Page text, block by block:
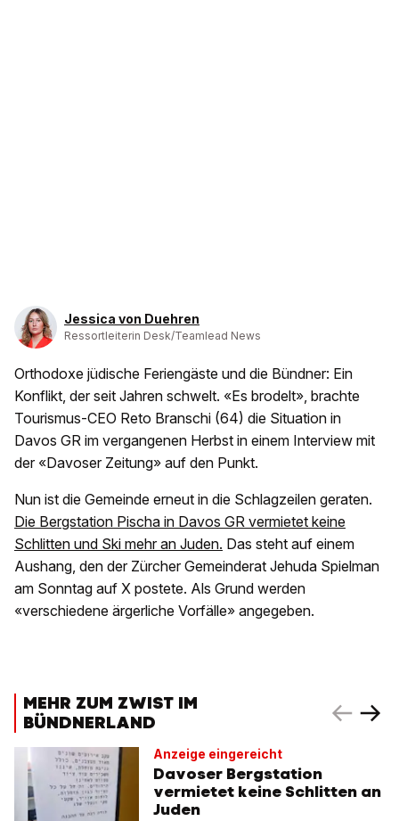
Jessica von Duehren
Ressortleiterin Desk/Teamlead News
Orthodoxe jüdische Feriengäste und die Bündner: Ein
Konflikt, der seit Jahren schwelt. «Es brodelt», brachte
Tourismus-CEO Reto Branschi (64) die Situation in
Davos GR im vergangenen Herbst in einem Interview mit
der «Davoser Zeitung» auf den Punkt.
Nun ist die Gemeinde erneut in die Schlagzeilen geraten.
Die Bergstation Pischa in Davos GR vermietet keine
Schlitten und Ski mehr an Juden. Das steht auf einem
Aushang, den der Zürcher Gemeinderat Jehuda Spielman
am Sonntag auf X postete. Als Grund werden
«verschiedene ärgerliche Vorfälle» angegeben.
MEHR ZUM ZWIST IM
BÜNDNERLAND
Anzeige eingereicht
Davoser Bergstation
vermietet keine Schlitten an
Juden